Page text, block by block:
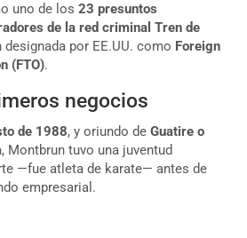
uno de los 23 presuntos
de la red criminal Tren de
designada por EE.UU. como Foreign
(FTO).
negocios
de 1988, y oriundo de Guatire o
, Montbrun tuvo una juventud
—fue atleta de karate— antes de
empresarial.